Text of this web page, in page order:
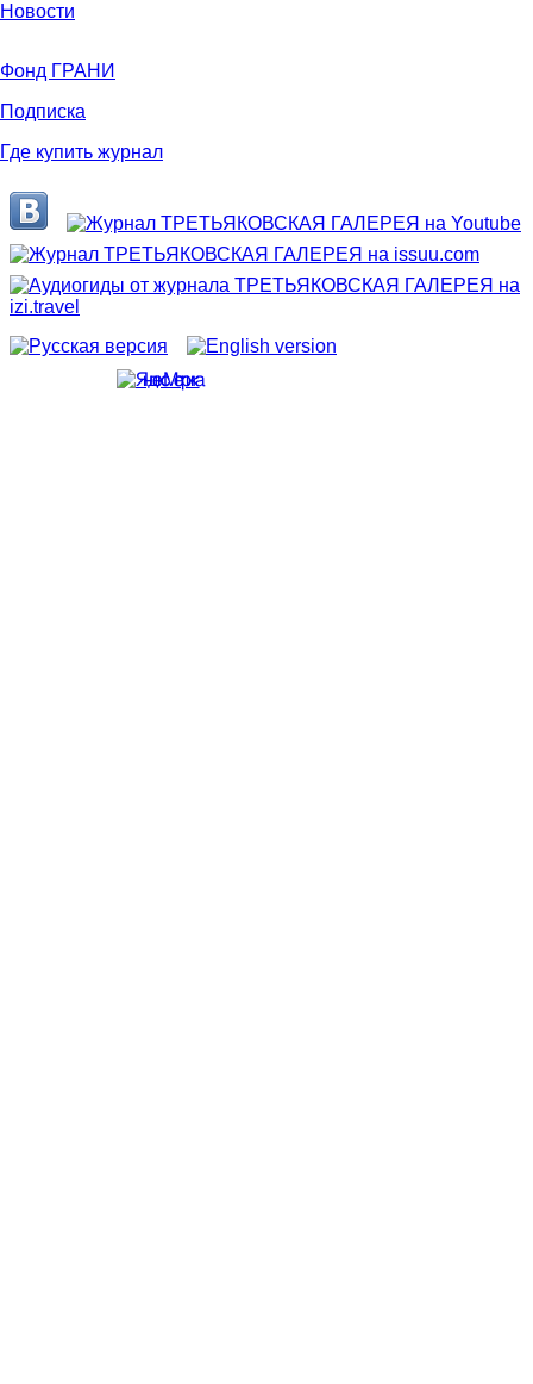
Новости
Фонд ГРАНИ
Подписка
Где купить журнал